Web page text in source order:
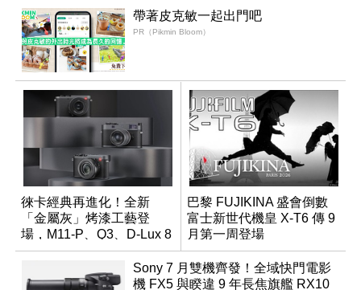
帶著皮克敏一起出門吧
PR（Pikmin Bloom）
徠卡經典再進化！全新
「金屬灰」烤漆工藝登
場，M11-P、Q3、D-Lux 8
領銜換裝
巴黎 FUJIKINA 盛會倒數
富士新世代機皇 X-T6 傳 9
月第一周登場
Sony 7 月雙機齊發！全域快門電影
機 FX5 與睽違 9 年長焦旗艦 RX10